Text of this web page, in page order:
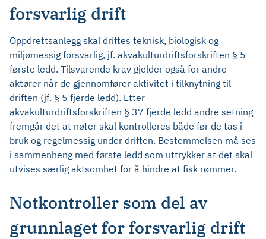
forsvarlig drift
Oppdrettsanlegg skal driftes teknisk, biologisk og
miljømessig forsvarlig, jf. akvakulturdriftsforskriften § 5
første ledd. Tilsvarende krav gjelder også for andre
aktører når de gjennomfører aktivitet i tilknytning til
driften (jf. § 5 fjerde ledd). Etter
akvakulturdriftsforskriften § 37 fjerde ledd andre setning
fremgår det at nøter skal kontrolleres både før de tas i
bruk og regelmessig under driften. Bestemmelsen må ses
i sammenheng med første ledd som uttrykker at det skal
utvises særlig aktsomhet for å hindre at fisk rømmer.
Notkontroller som del av
grunnlaget for forsvarlig drift